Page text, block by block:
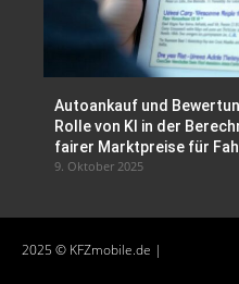
Autoankauf und
Rolle von KI in der
fairer Marktpreise für
9. Oktober 2025
2025 © KFZmobile.de |